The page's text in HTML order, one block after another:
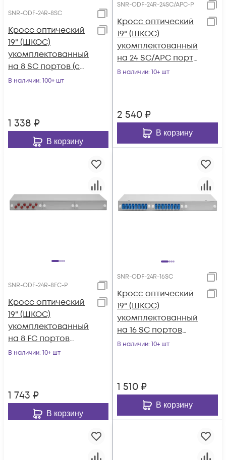
SNR-ODF-24R-8SC
Кросс оптический
19" (ШКОС)
укомплектованный
на 8 SC портов (с
розетками)
В наличии: 100+ шт
1 338 ₽
В корзину
SNR-ODF-24R-24SC/APC-P
Кросс оптический
19" (ШКОС)
укомплектованный
на 24 SC/APC порта
(комплект с
В наличии: 10+ шт
2 540 ₽
В корзину
SNR-ODF-24R-8FC-P
Кросс оптический
19" (ШКОС)
укомплектованный
на 8 FC портов
(комплект с
В наличии: 10+ шт
1 743 ₽
В корзину
SNR-ODF-24R-16SC
Кросс оптический
19" (ШКОС)
укомплектованный
на 16 SC портов
(комплект с
В наличии: 10+ шт
1 510 ₽
В корзину